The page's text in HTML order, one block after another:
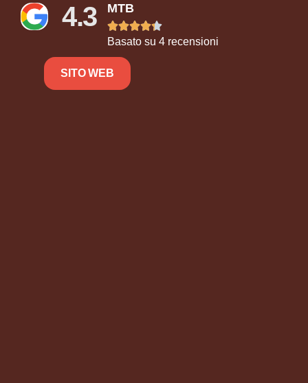
4.3
MTB

Basato su 4 recensioni
SITO WEB